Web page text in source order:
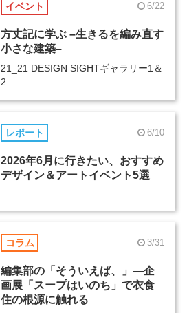
イベント 6/22
方丈記に学ぶ –生きるを編み直す
小さな建築–
21_21 DESIGN SIGHTギャラリー1＆
2
レポート 6/10
2026年6月に行きたい、おすすめ
デザイン＆アートイベント5選
コラム 3/31
編集部の「そういえば、」―企
画展「スープはいのち」で衣食
住の根源に触れる